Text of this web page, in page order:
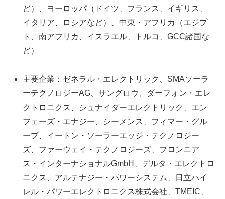
ど）、ヨーロッパ（ドイツ、フランス、イギリス、
イタリア、ロシアなど）、中東・アフリカ（エジプ
ト、南アフリカ、イスラエル、トルコ、GCC諸国な
ど）
主要企業：ゼネラル・エレクトリック、SMAソーラ
ーテクノロジーAG、サングロウ、ダーフォン・エレ
クトロニクス、シュナイダーエレクトリック、エン
フェーズ・エナジー、シーメンス、フィマー・グル
ープ、イートン・ソーラーエッジ・テクノロジー
ズ、ファーウェイ・テクノロジーズ、フロンニア
ス・インターナショナルGmbH、デルタ・エレクトロ
ニクス、アルテナジー・パワーシステム、日立ハイ
レル・パワーエレクトロニクス株式会社、TMEIC、